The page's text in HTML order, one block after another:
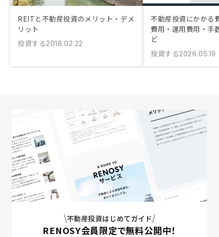
REITと不動産投資のメリット・デメ
リット
投資する2018.02.22
不動産投資にかかる
費用・運用費用・手
ど
投資する2026.05.19
不動産投資はじめてガイド
RENOSY会員限定で無料公開中！